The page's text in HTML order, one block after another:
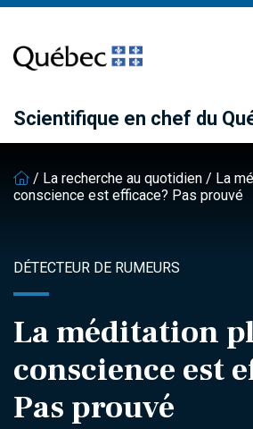
contenu
principal
pied
de
Scientifique en chef du
/ La recherche au quotidien / La
conscience est efficace? Pas prouvé
DÉTECTEUR DE RUMEURS
La méditation
conscience est
Pas prouvé